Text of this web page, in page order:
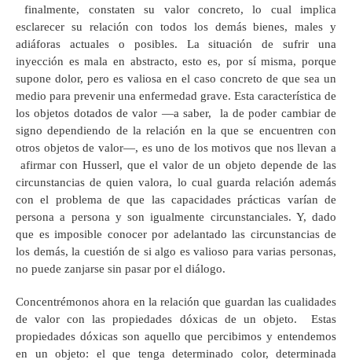
finalmente, constaten su valor concreto, lo cual implica
esclarecer su relación con todos los demás bienes, males y
adiáforas actuales o posibles. La situación de sufrir una
inyección es mala en abstracto, esto es, por sí misma, porque
supone dolor, pero es valiosa en el caso concreto de que sea un
medio para prevenir una enfermedad grave. Esta característica de
los objetos dotados de valor —a saber, la de poder cambiar de
signo dependiendo de la relación en la que se encuentren con
otros objetos de valor—, es uno de los motivos que nos llevan a
afirmar con Husserl, que el valor de un objeto depende de las
circunstancias de quien valora, lo cual guarda relación además
con el problema de que las capacidades prácticas varían de
persona a persona y son igualmente circunstanciales. Y, dado
que es imposible conocer por adelantado las circunstancias de
los demás, la cuestión de si algo es valioso para varias personas,
no puede zanjarse sin pasar por el diálogo.
Concentrémonos ahora en la relación que guardan las cualidades
de valor con las propiedades dóxicas de un objeto. Estas
propiedades dóxicas son aquello que percibimos y entendemos
en un objeto: el que tenga determinado color, determinada